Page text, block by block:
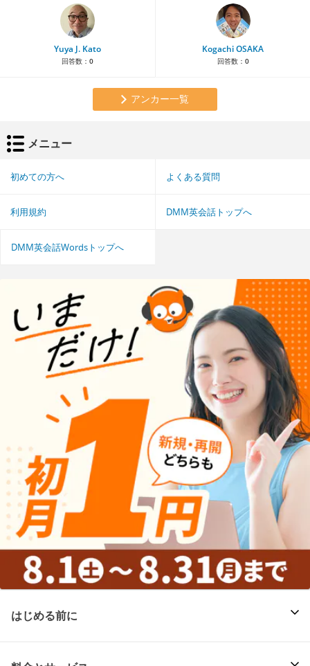
Yuya J. Kato
回答数： 0
Kogachi OSAKA
回答数： 0
アンカー一覧
メニュー
初めての方へ よくある質問
利用規約 DMM英会話トップへ
DMM英会話Wordsトップへ
はじめる前に